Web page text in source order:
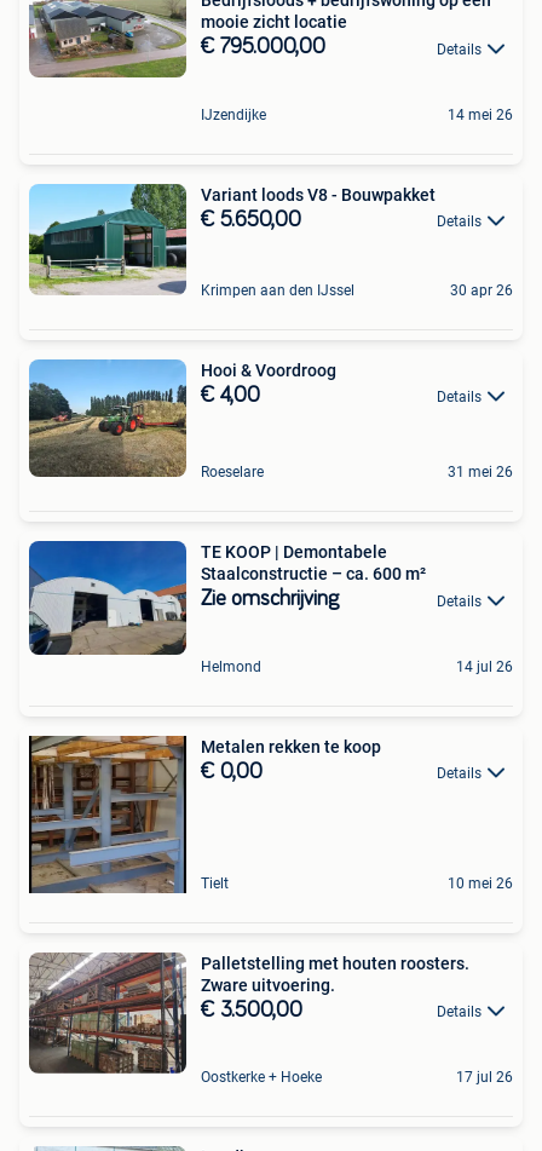
mooie zicht locatie
€ 795.000,00 Details
IJzendijke 14 mei 26
Variant loods V8 - Bouwpakket
€ 5.650,00 Details
Krimpen aan den IJssel 30 apr 26
Hooi & Voordroog
€ 4,00 Details
Roeselare 31 mei 26
TE KOOP | Demontabele
Staalconstructie – ca. 600 m²
Zie omschrijving Details
Helmond 14 jul 26
Metalen rekken te koop
€ 0,00 Details
Tielt 10 mei 26
Palletstelling met houten roosters.
Zware uitvoering.
€ 3.500,00 Details
Oostkerke + Hoeke 17 jul 26